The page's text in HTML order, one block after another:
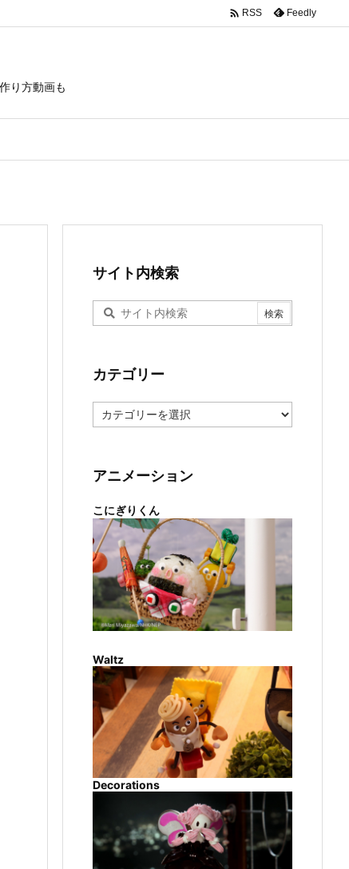
り方動画も
 RSS Feedly
サイト内検索
カテゴリー
テ
ー
アニメーション
こにぎりくん
Waltz
Decorations